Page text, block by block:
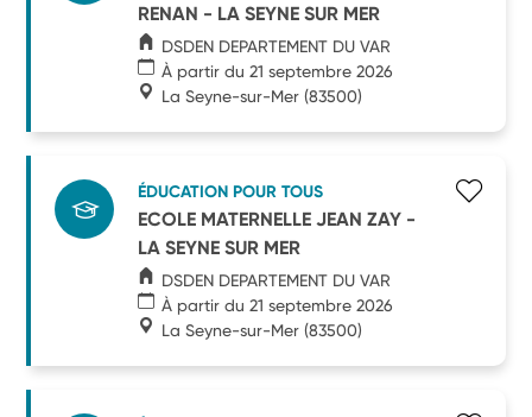
RENAN - LA SEYNE SUR MER
DSDEN DEPARTEMENT DU VAR
À partir du 21 septembre 2026
La Seyne-sur-Mer (83500)
ÉDUCATION POUR TOUS
ECOLE MATERNELLE JEAN ZAY -
LA SEYNE SUR MER
DSDEN DEPARTEMENT DU VAR
À partir du 21 septembre 2026
La Seyne-sur-Mer (83500)